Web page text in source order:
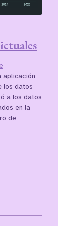
aplicación
los datos
a los datos
en la
de